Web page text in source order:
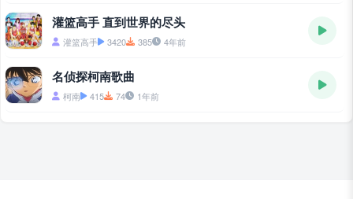
灌篮高手 直到世界的尽头
灌篮高手 3420 385 4年前
名侦探柯南歌曲
柯南 415 74 1年前